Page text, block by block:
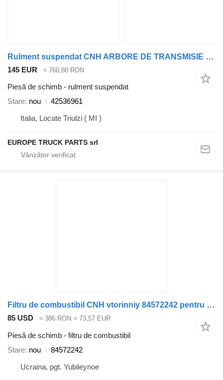
Rulment suspendat CNH ARBORE DE TRANSMISIE 42536961 pentru camion IVECO EUTOTECH/X-WAY
145 EUR ≈ 760,80 RON
Piesă de schimb - rulment suspendat
Stare nou
42536961
Italia, Locate Triulzi ( MI )
EUROPE TRUCK PARTS srl
Filtru de combustibil CNH vtorinniy 84572242 pentru camion IVECO
85 USD ≈ 386 RON ≈ 73,57 EUR
Piesă de schimb - filtru de combustibil
Stare nou
84572242
Ucraina, pgt. Yubileynoe